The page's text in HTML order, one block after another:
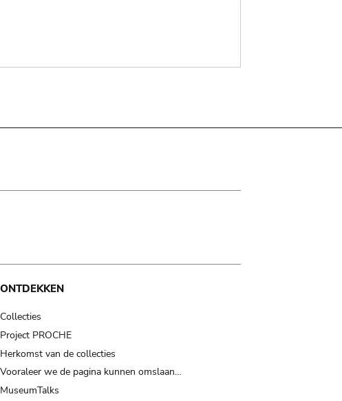
ONTDEKKEN
Collecties
Project PROCHE
Herkomst van de collecties
Vooraleer we de pagina kunnen omslaan…
MuseumTalks